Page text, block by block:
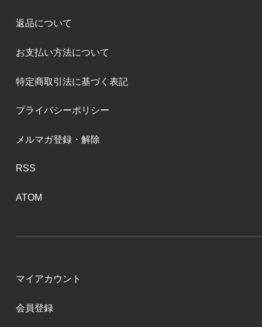
返品について
お支払い方法について
特定商取引法に基づく表記
プライバシーポリシー
メルマガ登録・解除
RSS
ATOM
マイアカウント
会員登録